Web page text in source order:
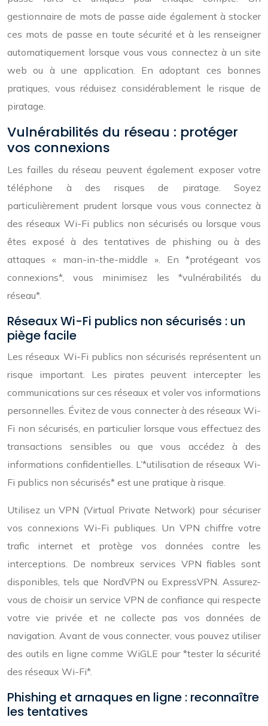
gestionnaire de mots de passe aide également à stocker
ces mots de passe en toute sécurité et à les renseigner
automatiquement lorsque vous vous connectez à un site
web ou à une application. En adoptant ces bonnes
pratiques, vous réduisez considérablement le risque de
piratage.
Vulnérabilités du réseau : protéger
vos connexions
Les failles du réseau peuvent également exposer votre
téléphone à des risques de piratage. Soyez
particulièrement prudent lorsque vous vous connectez à
des réseaux Wi-Fi publics non sécurisés ou lorsque vous
êtes exposé à des tentatives de phishing ou à des
attaques « man-in-the-middle ». En *protégeant vos
connexions*, vous minimisez les *vulnérabilités du
réseau*.
Réseaux Wi-Fi publics non sécurisés : un
piège facile
Les réseaux Wi-Fi publics non sécurisés représentent un
risque important. Les pirates peuvent intercepter les
communications sur ces réseaux et voler vos informations
personnelles. Évitez de vous connecter à des réseaux Wi-
Fi non sécurisés, en particulier lorsque vous effectuez des
transactions sensibles ou que vous accédez à des
informations confidentielles. L’*utilisation de réseaux Wi-
Fi publics non sécurisés* est une pratique à risque.
Utilisez un VPN (Virtual Private Network) pour sécuriser
vos connexions Wi-Fi publiques. Un VPN chiffre votre
trafic internet et protège vos données contre les
interceptions. De nombreux services VPN fiables sont
disponibles, tels que NordVPN ou ExpressVPN. Assurez-
vous de choisir un service VPN de confiance qui respecte
votre vie privée et ne collecte pas vos données de
navigation. Avant de vous connecter, vous pouvez utiliser
des outils en ligne comme WiGLE pour *tester la sécurité
des réseaux Wi-Fi*.
Phishing et arnaques en ligne : reconnaître
les tentatives